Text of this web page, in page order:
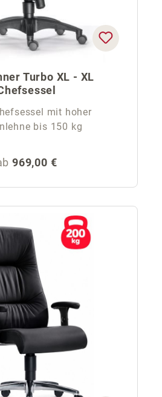
Turbo XL - XL
mit hoher
bis 150 kg
Preis:
969,00 €